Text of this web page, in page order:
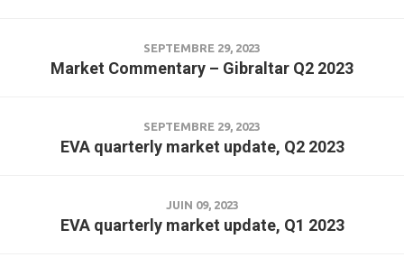
SEPTEMBRE 29, 2023
Market Commentary – Gibraltar Q2 2023
SEPTEMBRE 29, 2023
EVA quarterly market update, Q2 2023
JUIN 09, 2023
EVA quarterly market update, Q1 2023